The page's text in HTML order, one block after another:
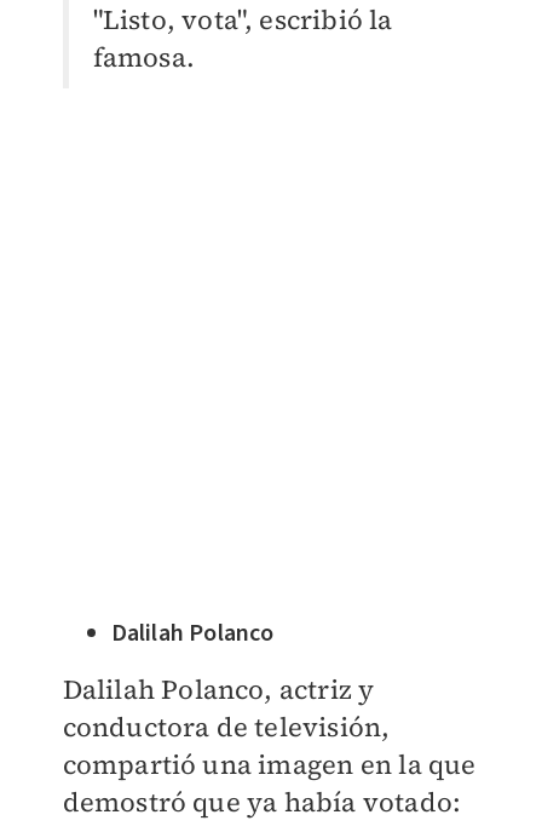
"Listo, vota", escribió la
famosa.
Dalilah Polanco
Dalilah Polanco, actriz y
conductora de televisión,
compartió una imagen en la que
demostró que ya había votado: